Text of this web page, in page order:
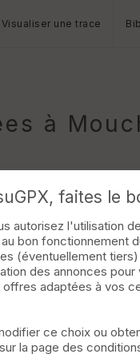
Visualiser une trace
à
Mont St-Michel Lundi
apprécie les haies
faites le
autorisez l'utilisation
bon fonctionnement
(éventuellement
des annonces pour
adaptées à vos
ce choix ou
la page des